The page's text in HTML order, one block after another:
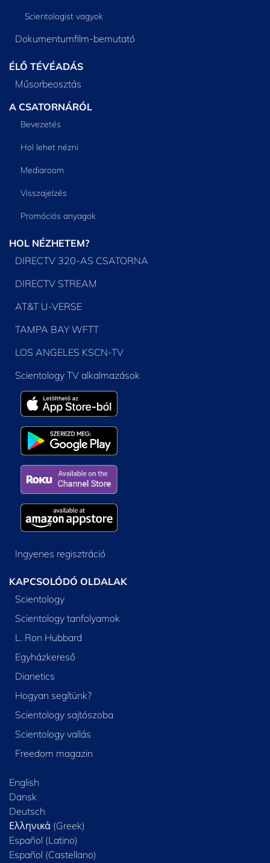
Scientologist vagyok
Dokumentumfilm-bemutató
ÉLŐ TÉVÉADÁS
Műsorbeosztás
A CSATORNÁRÓL
Bevezetés
Hol lehet nézni
Mediaroom
Visszajelzés
Promóciós anyagok
HOL NÉZHETEM?
DIRECTV 320-AS CSATORNA
DIRECTV STREAM
AT&T U-VERSE
TAMPA BAY WFTT
LOS ANGELES KSCN-TV
Scientology TV alkalmazások
Ingyenes regisztráció
KAPCSOLÓDÓ OLDALAK
Scientology
Scientology tanfolyamok
L. Ron Hubbard
Egyházkereső
Dianetics
Hogyan segítünk?
Scientology sajtószoba
Scientology vallás
Freedom magazin
English
Dansk
Deutsch
Ελληνικά (Greek)
Español (Latino)
Español (Castellano)